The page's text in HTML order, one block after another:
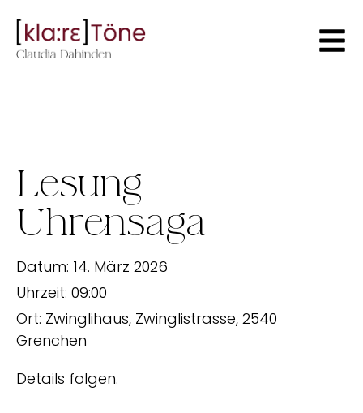
Lesung
Uhrensaga
Datum: 14. März 2026
Uhrzeit: 09:00
Ort: Zwinglihaus, Zwinglistrasse, 2540
Grenchen
Details folgen.